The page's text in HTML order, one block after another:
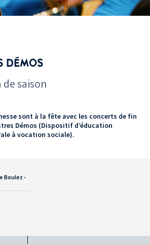
DÉMOS
saison
sont à la fête avec les concerts de fin
Démos (Dispositif d’éducation
à vocation sociale).
Boulez -